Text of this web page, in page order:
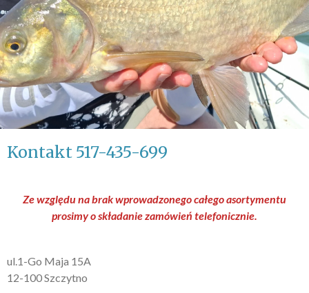
Kontakt 517-435-699
Ze względu na brak wprowadzonego całego asortymentu
prosimy o składanie zamówień telefonicznie.
ul.1-Go Maja 15A
12-100 Szczytno